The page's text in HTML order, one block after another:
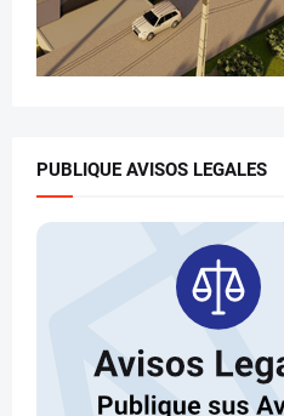
PUBLIQUE AVISOS LEGALES